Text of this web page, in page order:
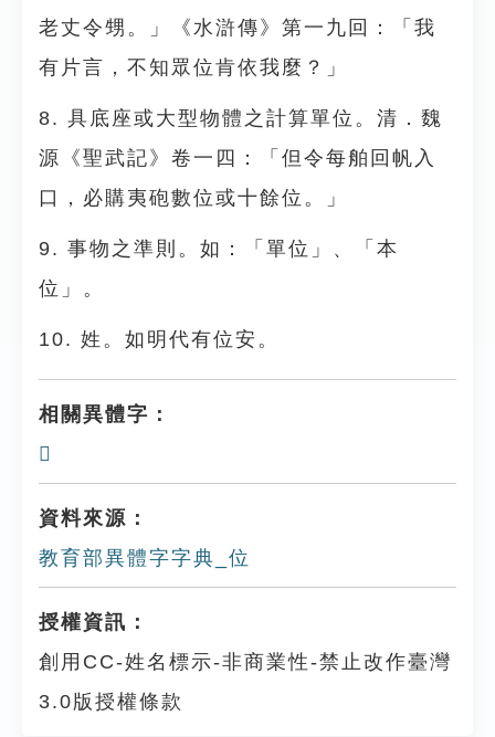
老丈令甥。」《水滸傳》第一九回：「我
有片言，不知眾位肯依我麼？」
8. 具底座或大型物體之計算單位。清．魏
源《聖武記》卷一四：「但令每舶回帆入
口，必購夷砲數位或十餘位。」
9. 事物之準則。如：「單位」、「本
位」。
10. 姓。如明代有位安。
相關異體字：
𢓔
資料來源：
教育部異體字字典_位
授權資訊：
創用CC-姓名標示-非商業性-禁止改作臺灣
3.0版授權條款